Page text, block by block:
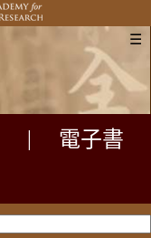
☰
電子書